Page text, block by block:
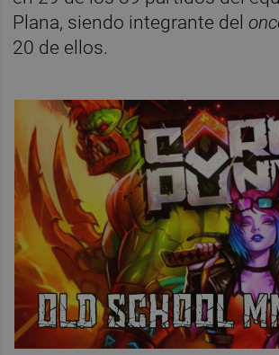
Plana, siendo integrante del
20 de ellos.